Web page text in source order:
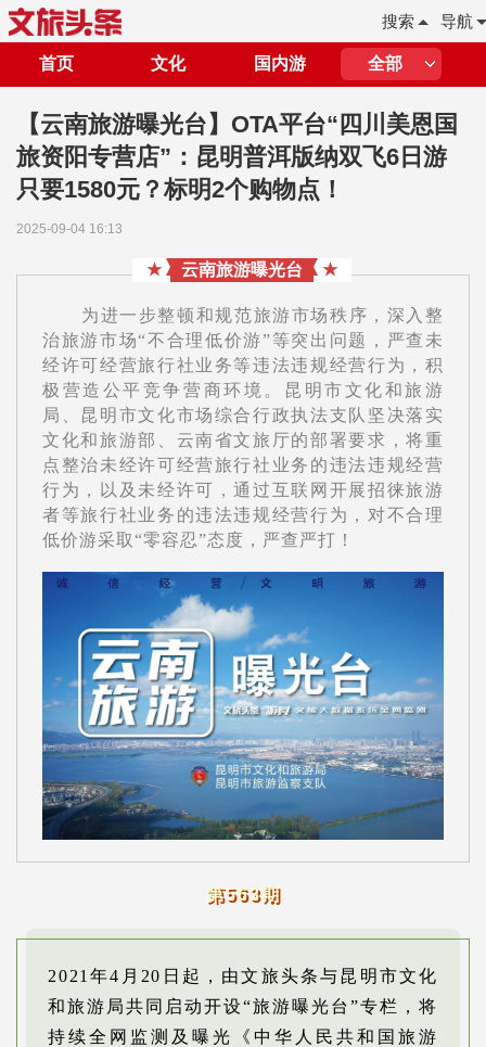
导航
搜索
首页 文化 国内游 全部
【云南旅游曝光台】OTA平台“四川美恩国
旅资阳专营店”：昆明普洱版纳双飞6日游
只要1580元？标明2个购物点！
2025-09-04 16:13
★ 云南旅游曝光台 ★
为进一步整顿和规范旅游市场秩序，深入整
治旅游市场“不合理低价游”等突出问题，严查未
经许可经营旅行社业务等违法违规经营行为，积
极营造公平竞争营商环境。昆明市文化和旅游
局、昆明市文化市场综合行政执法支队坚决落实
文化和旅游部、云南省文旅厅的部署要求，将重
点整治未经许可经营旅行社业务的违法违规经营
行为，以及未经许可，通过互联网开展招徕旅游
者等旅行社业务的违法违规经营行为，对不合理
低价游采取“零容忍”态度，严查严打！
第563期
2021年4月20日起，由文旅头条与昆明市文化
和旅游局共同启动开设“旅游曝光台”专栏，将
持续全网监测及曝光《中华人民共和国旅游